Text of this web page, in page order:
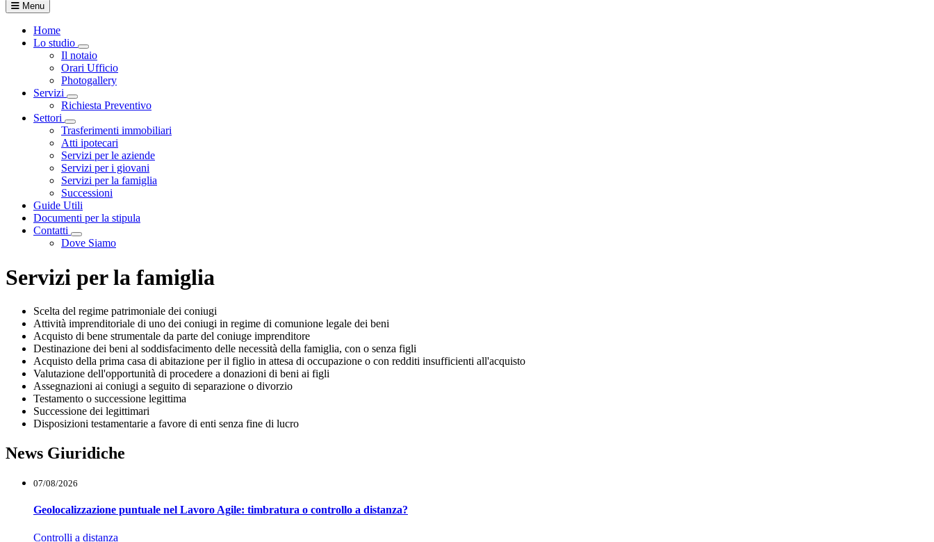
Menu
Home
Lo studio
Visualizza menù di secondo livello
Il notaio
Orari Ufficio
Photogallery
Servizi
Visualizza menù di secondo livello
Richiesta Preventivo
Settori
Visualizza menù di secondo livello
Trasferimenti immobiliari
Atti ipotecari
Servizi per le aziende
Servizi per i giovani
Servizi per la famiglia
Successioni
Guide Utili
Documenti per la stipula
Contatti
Visualizza menù di secondo livello
Dove Siamo
Servizi per la famiglia
Scelta del regime patrimoniale dei coniugi
Attività imprenditoriale di uno dei coniugi in regime di comunione legale dei beni
Acquisto di bene strumentale da parte del coniuge imprenditore
Destinazione dei beni al soddisfacimento delle necessità della famiglia, con o senza figli
Acquisto della prima casa di abitazione per il figlio in attesa di occupazione o con redditi insufficienti all'acquisto
Valutazione dell'opportunità di procedere a donazioni di beni ai figli
Assegnazioni ai coniugi a seguito di separazione o divorzio
Testamento o successione legittima
Successione dei legittimari
Disposizioni testamentarie a favore di enti senza fine di lucro
News Giuridiche
07/08/2026
Geolocalizzazione puntuale nel Lavoro Agile: timbratura o controllo a distanza?
Controlli a distanza